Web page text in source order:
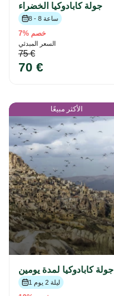
جولة كابادوكيا الخضراء
8 - 8 ساعة
خصم %7
السعر المبدئي
75 €
70 €
الأكثر مبيعًا
جولة كابادوكيا لمدة يومين
1 ليلة 2 يوم